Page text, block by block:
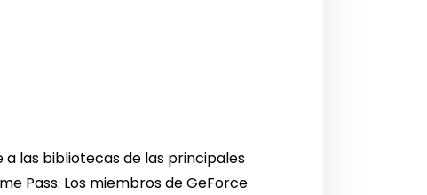
a las bibliotecas de las principales
Pass. Los miembros de GeForce